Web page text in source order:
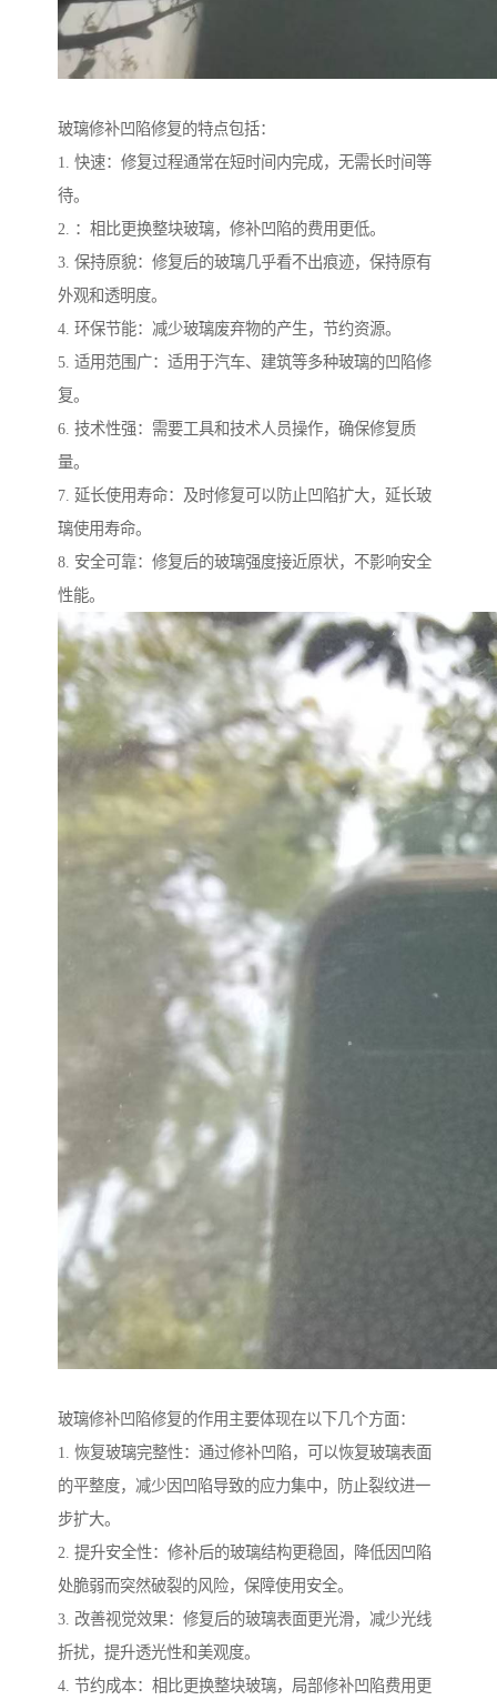
玻璃修补凹陷修复的特点包括：
1. 快速：修复过程通常在短时间内完成，无需长时间等
待。
2. ：相比更换整块玻璃，修补凹陷的费用更低。
3. 保持原貌：修复后的玻璃几乎看不出痕迹，保持原有
外观和透明度。
4. 环保节能：减少玻璃废弃物的产生，节约资源。
5. 适用范围广：适用于汽车、建筑等多种玻璃的凹陷修
复。
6. 技术性强：需要工具和技术人员操作，确保修复质
量。
7. 延长使用寿命：及时修复可以防止凹陷扩大，延长玻
璃使用寿命。
8. 安全可靠：修复后的玻璃强度接近原状，不影响安全
性能。
玻璃修补凹陷修复的作用主要体现在以下几个方面：
1. 恢复玻璃完整性：通过修补凹陷，可以恢复玻璃表面
的平整度，减少因凹陷导致的应力集中，防止裂纹进一
步扩大。
2. 提升安全性：修补后的玻璃结构更稳固，降低因凹陷
处脆弱而突然破裂的风险，保障使用安全。
3. 改善视觉效果：修复后的玻璃表面更光滑，减少光线
折扰，提升透光性和美观度。
4. 节约成本：相比更换整块玻璃，局部修补凹陷费用更